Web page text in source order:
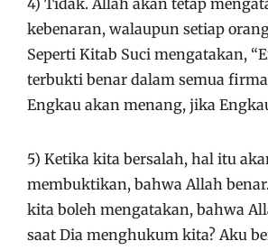
4) Tidak. Allah akan tetap
kebenaran, walaupun setiap
Seperti Kitab Suci mengatakan,
terbukti benar dalam semua
Engkau akan menang, jika
5) Ketika kita bersalah, hal itu
membuktikan, bahwa Allah
kita boleh mengatakan, bahwa
saat Dia menghukum kita? Aku